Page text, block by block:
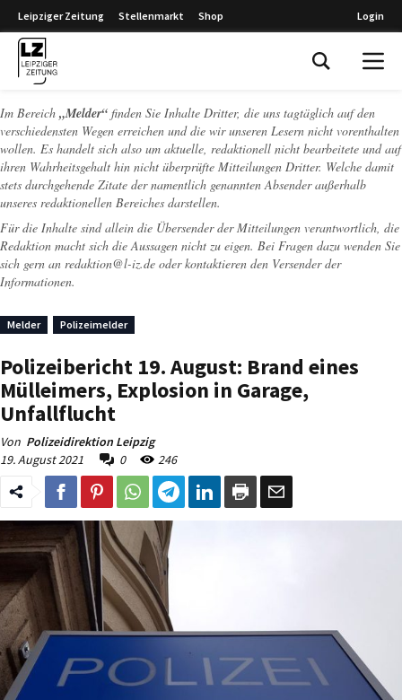
Leipziger Zeitung Stellenmarkt Shop Login
Im Bereich „Melder“ finden Sie Inhalte Dritter, die uns tagtäglich auf den
verschiedensten Wegen erreichen und die wir unseren Lesern nicht vorenthalten
wollen. Es handelt sich also um aktuelle, redaktionell nicht bearbeitete und auf
ihren Wahrheitsgehalt hin nicht überprüfte Mitteilungen Dritter. Welche damit
stets durchgehende Zitate der namentlich genannten Absender außerhalb
unseres redaktionellen Bereiches darstellen.
Für die Inhalte sind allein die Übersender der Mitteilungen verantwortlich, die
Redaktion macht sich die Aussagen nicht zu eigen. Bei Fragen dazu wenden Sie
sich gern an redaktion@l-iz.de oder kontaktieren den Versender der
Informationen.
Melder Polizeimelder
Polizeibericht 19. August: Brand eines
Mülleimers, Explosion in Garage,
Unfallflucht
Von Polizeidirektion Leipzig
19. August 2021
0 246